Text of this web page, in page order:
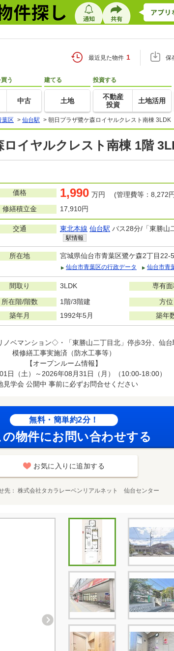
最近見た物件 1 保
う
中古
建てる
土地
投資する
不動産
投資
土地活用
葉区 > 仙台駅 > 朝日プラザ鷺ケ森ロイヤルクレスト南棟 3LDK
ロイヤルクレスト南棟 1階
価格 1,990 万円 (管理費等：8,272
修繕積立金
17,910円
交通 東北本線 仙台駅 バス28分/「東勝山
駅情報
所在地 宮城県仙台市青葉区鷺ケ森2丁目22-5
仙台市青葉区の行政データ 仙台市青
間取り 3LDK
専有
所在階/階数
1階/3階建
方位
築年月
1992年5月 築年
ベマンション◇・「東勝山二丁目北」停歩3分、仙
模修繕工事実施済（防水工事等）
【オープンルーム情報】
日（土）～2026年08月31日（月）（10:00-18:00）
見学会 公開中 事前に必ずお問合せください
無料・簡単約2分！
の物件にお問い合わせする
お気に入りに追加する
先 株式会社タカラレーベンリアルネット 仙台センター